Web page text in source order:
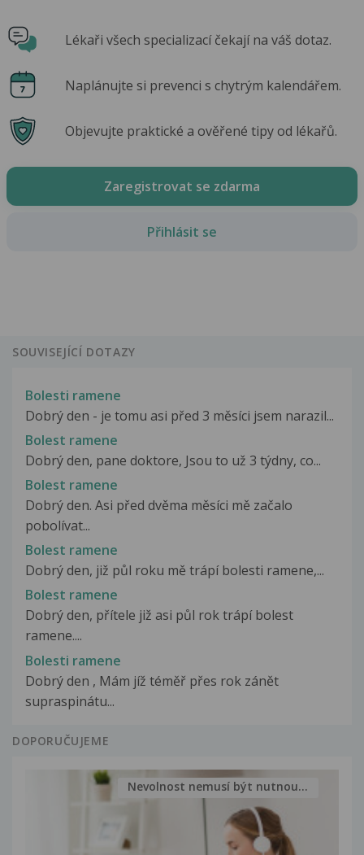
Lékaři všech specializací čekají na váš dotaz.
Naplánujte si prevenci s chytrým kalendářem.
Objevujte praktické a ověřené tipy od lékařů.
Zaregistrovat se zdarma
Přihlásit se
SOUVISEJÍCÍ DOTAZY
Bolesti ramene
Dobrý den - je tomu asi před 3 měsíci jsem narazil...
Bolest ramene
Dobrý den, pane doktore, Jsou to už 3 týdny, co...
Bolest ramene
Dobrý den. Asi před dvěma měsíci mě začalo
pobolívat...
Bolest ramene
Dobrý den, již půl roku mě trápí bolesti ramene,...
Bolest ramene
Dobrý den, přítele již asi půl rok trápí bolest
ramene....
Bolesti ramene
Dobrý den , Mám jíž téměř přes rok zánět
supraspinátu...
DOPORUČUJEME
Nevolnost nemusí být nutnou...